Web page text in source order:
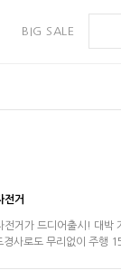
BIG SALE
전거
전거가 드디어출시! 대박
사로도 무리없이 주행